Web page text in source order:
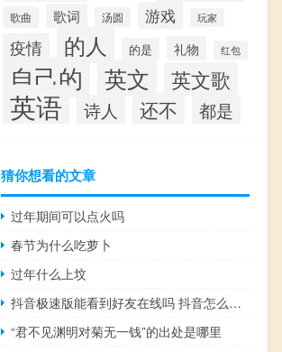
歌曲 歌词 汤圆 游戏 玩家
疫情 的人 的是 礼物 红包
自己的 英文 英文歌
英语 诗人 还不 都是
猜你想看的文章
过年期间可以点火吗
春节为什么吃萝卜
过年什么上坟
抖音极速版能看到好友在线吗 抖音怎么看好友在不在线
“君不见渊明对菊无一钱”的出处是哪里